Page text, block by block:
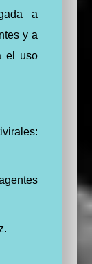
a
y a
el uso